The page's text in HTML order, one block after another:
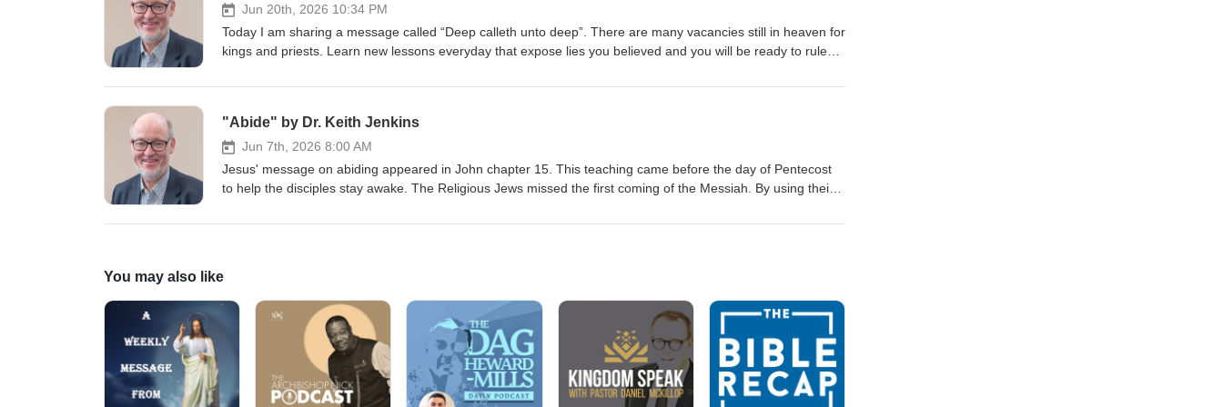
d'informations sur Servants of the Lord Ministries, veuillez consulter le site www.solm.org
Jun 20th, 2026 10:34 PM
Today I am sharing a message called “Deep calleth unto deep”. There are many vacancies still in heaven for
kings and priests. Learn new lessons everyday that expose lies you believed and you will be ready to rule
grace is also increasing. Now therefore there is no excuse for not putting on Christ in complicated situations.
Lord Ministries, please visit www.solm.org
"Abide" by Dr. Keith Jenkins
Jun 7th, 2026 8:00 AM
Jesus' message on abiding appeared in John chapter 15. This teaching came before the day of Pentecost
to help the disciples stay awake. The Religious Jews missed the first coming of the Messiah. By using their
same when you receive the Holy Spirit of truth. Paul told Timothy to lay hold on eternal life. In that way he
You may also like